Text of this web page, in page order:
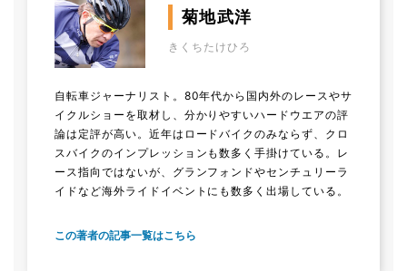
菊地武洋
きくちたけひろ
自転車ジャーナリスト。80年代から国内外のレースやサ
イクルショーを取材し、分かりやすいハードウエアの評
論は定評が高い。近年はロードバイクのみならず、クロ
スバイクのインプレッションも数多く手掛けている。レ
ース指向ではないが、グランフォンドやセンチュリーラ
イドなど海外ライドイベントにも数多く出場している。
この著者の記事一覧はこちら